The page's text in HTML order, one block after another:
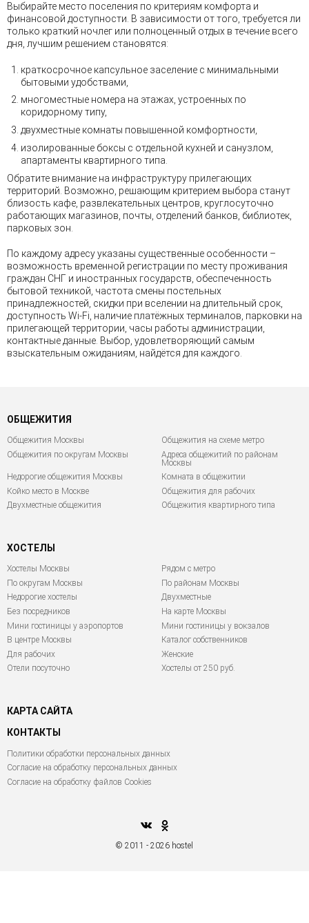
Выбирайте место поселения по критериям комфорта и
финансовой доступности. В зависимости от того, требуется ли
только краткий ночлег или полноценный отдых в течение всего
дня, лучшим решением становятся:
краткосрочное капсульное заселение с минимальными
бытовыми удобствами,
многоместные номера на этажах, устроенных по
коридорному типу,
двухместные комнаты повышенной комфортности,
изолированные боксы с отдельной кухней и санузлом,
апартаменты квартирного типа.
Обратите внимание на инфраструктуру прилегающих
территорий. Возможно, решающим критерием выбора станут
близость кафе, развлекательных центров, круглосуточно
работающих магазинов, почты, отделений банков, библиотек,
парковых зон.
По каждому адресу указаны существенные особенности –
возможность временной регистрации по месту проживания
граждан СНГ и иностранных государств, обеспеченность
бытовой техникой, частота смены постельных
принадлежностей, скидки при вселении на длительный срок,
доступность Wi-Fi, наличие платёжных терминалов, парковки на
прилегающей территории, часы работы администрации,
контактные данные. Выбор, удовлетворяющий самым
взыскательным ожиданиям, найдётся для каждого.
ОБЩЕЖИТИЯ
Общежития Москвы
Общежития на схеме метро
Общежития по округам Москвы
Адреса общежитий по районам
Москвы
Недорогие общежития Москвы
Комната в общежитии
Койко место в Москве
Общежития для рабочих
Двухместные общежития
Общежития квартирного типа
ХОСТЕЛЫ
Хостелы Москвы
По округам Москвы
Недорогие хостелы
Без посредников
Мини гостиницы у аэропортов
В центре Москвы
Для рабочих
Отели посуточно
Рядом с метро
По районам Москвы
Двухместные
На карте Москвы
Мини гостиницы у вокзалов
Каталог собственников
Женские
Хостелы от 250 руб.
КАРТА САЙТА
КОНТАКТЫ
Политики обработки персональных данных
Согласие на обработку персональных данных
Согласие на обработку файлов Cookies
© 2011 - 2026 hostel